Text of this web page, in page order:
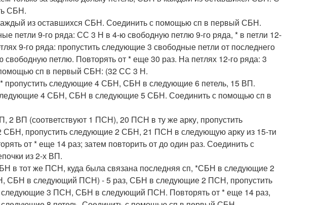
СБН.
из оставшихся СБН. Соединить с помощью сп в первый СБН.
петли 9-го ряда: СС 3 Н в 4-ю свободную петлю 9-го ряда, * в петли 12-
9-го ряда: пропустить следующие 3 свободные петли от последнего
петлю. Повторять от * еще 30 раз. На петлях 12-го ряда: 3
сп в первый СБН: (32 СС 3 Н.
следующие 4 СБН, СБН в следующие 6 петель, 15 ВП.
4 СБН, СБН в следующие 5 СБН. Соединить с помощью сп в
2 ВП (соответствуют 1 ПСН), 20 ПСН в ту же арку, пропустить
пропустить следующие 2 СБН, 21 ПСН в следующую арку из 15-ти
от * еще 14 раз; затем повторить от до один раз. Соединить с
из 2-х ВП.
в тот же ПСН, куда была связана последняя сп, *СБН в следующие 2
СБН в следующий ПСН) - 5 раз, СБН в следующие 2 ПСН, пропустить
3 ПСН, СБН в следующий ПСН. Повторять от * еще 14 раз,